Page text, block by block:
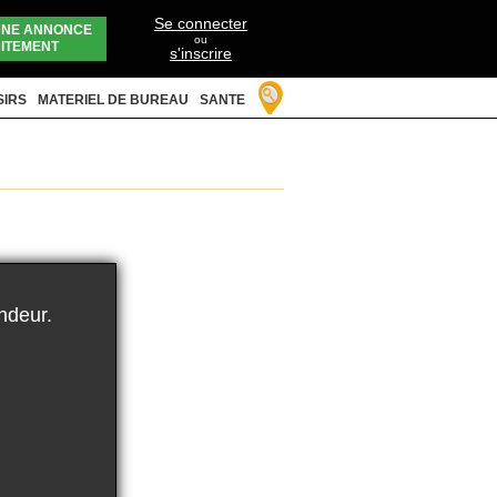
ANNONCE
Se connecter
ou
s'inscrire
MATERIEL DE BUREAU SANTE